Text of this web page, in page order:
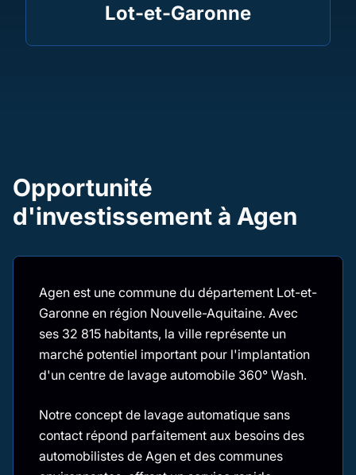
Lot-et-Garonne
Opportunité
d'investissement à Agen
Agen est une commune du département Lot-et-
Garonne en région Nouvelle-Aquitaine. Avec
ses 32 815 habitants, la ville représente un
marché potentiel important pour l'implantation
d'un centre de lavage automobile 360° Wash.
Notre concept de lavage automatique sans
contact répond parfaitement aux besoins des
automobilistes de Agen et des communes